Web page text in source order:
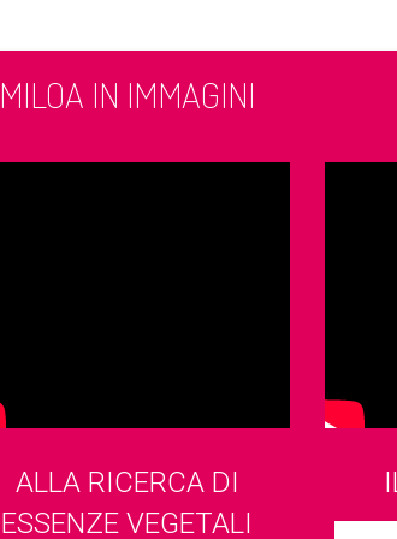
MILOA IN IMMAGINI
ALLA RICERCA DI
ESSENZE VEGETALI